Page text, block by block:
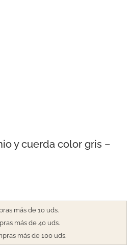
y cuerda color gris –
más de 10 uds.
más de 40 uds.
más de 100 uds.